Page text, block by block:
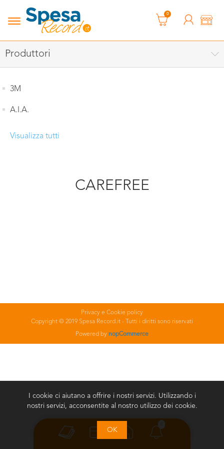
0
Produttori
3M
A.I.A.
Visualizza tutti
CAREFREE
Privacy e Cookie policy
Copyright © 2019 Spesa Record.it - Tutti i diritti sono riservati
Powered by nopCommerce
I cookie ci aiutano a offrire i nostri servizi. Utilizzando i
nostri servizi, acconsentite al nostro utilizzo dei cookie.
OK